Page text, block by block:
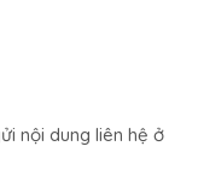
nội dung liên hệ ở